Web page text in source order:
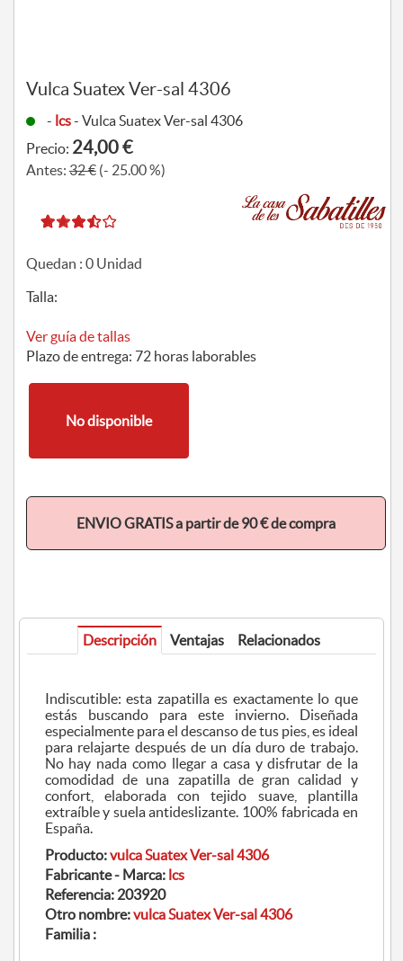
Vulca Suatex Ver-sal 4306
- lcs- Vulca Suatex Ver-sal 4306
Precio: 24,00 €
Antes:32 €(- 25.00 %)
Quedan : 0Unidad
Talla:
Ver guía de tallas
Plazo de entrega: 72 horas laborables
No disponible
ENVIO GRATIS a partir de 90 € de compra
Descripción Ventajas Relacionados
Indiscutible: esta zapatilla es exactamente lo que
estás buscando para este invierno. Diseñada
especialmente para el descanso de tus pies, es ideal
para relajarte después de un día duro de trabajo.
No hay nada como llegar a casa y disfrutar de la
comodidad de una zapatilla de gran calidad y
confort, elaborada con tejido suave, plantilla
extraíble y suela antideslizante. 100% fabricada en
España.
Producto:vulca Suatex Ver-sal 4306
Fabricante - Marca: lcs
Referencia: 203920
Otro nombre:vulca Suatex Ver-sal 4306
Familia :